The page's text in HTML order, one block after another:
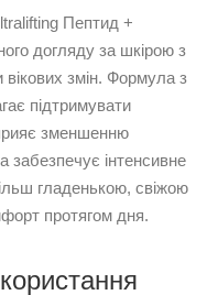
Пептид +
догляду за шкірою з
змін. Формула з
підтримувати
зменшенню
інтенсивне
гладенькою, свіжою
протягом дня.